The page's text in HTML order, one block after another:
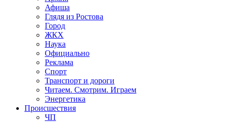
Афиша
Глядя из Ростова
Город
ЖКХ
Наука
Официально
Реклама
Спорт
Транспорт и дороги
Читаем. Смотрим. Играем
Энергетика
Происшествия
ЧП